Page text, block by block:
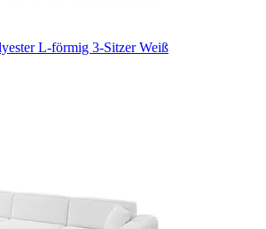
L-förmig 3-Sitzer Weiß